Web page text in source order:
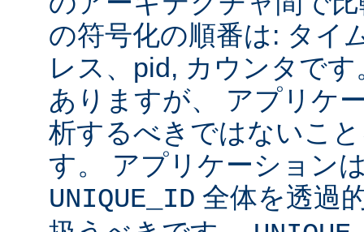
の符号化の順番は: タイ
レス、pid, カウンタで
ありますが、 アプリケ
析するべきではないこ
す。 アプリケーション
UNIQUE_ID 全体を透過